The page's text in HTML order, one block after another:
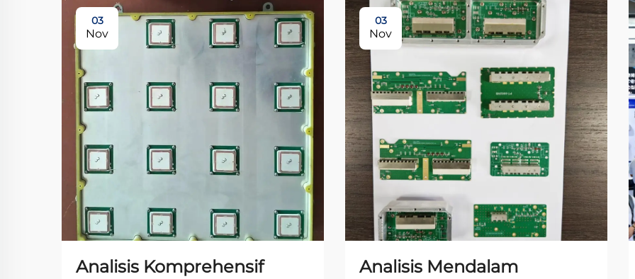
03
Nov
Analisis Komprehensif
03
Nov
Analisis Mendalam